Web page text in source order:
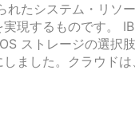
れたシステム・リソ
現するものです。
ストレージの選択
ました。クラウドは